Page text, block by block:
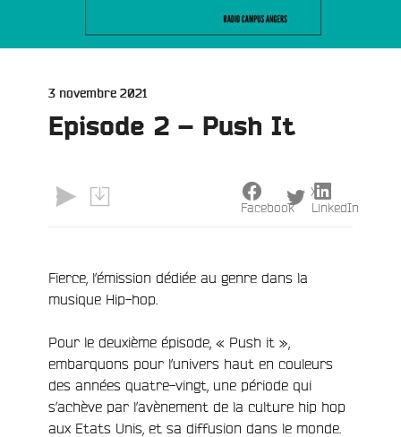
Publié
3 novembre 2021
Episode 2 – Push It
Fierce, l’émission dédiée au genre dans la
musique Hip-hop.
Pour le deuxième épisode, « Push it »,
embarquons pour l’univers haut en couleurs
des années quatre-vingt, une période qui
s’achève par l’avènement de la culture hip hop
aux Etats Unis, et sa diffusion dans le monde.
Facebook
X
LinkedIn